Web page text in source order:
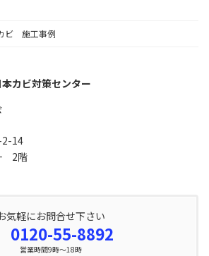
ビ 施工事例
カビ対策センター
2-14
2階
気軽にお問合せ下さい
0120-55-8892
営業時間9時～18時